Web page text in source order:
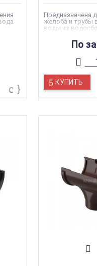
Предназначена
желоба и трубы
воды из
По
КУПИТЬ